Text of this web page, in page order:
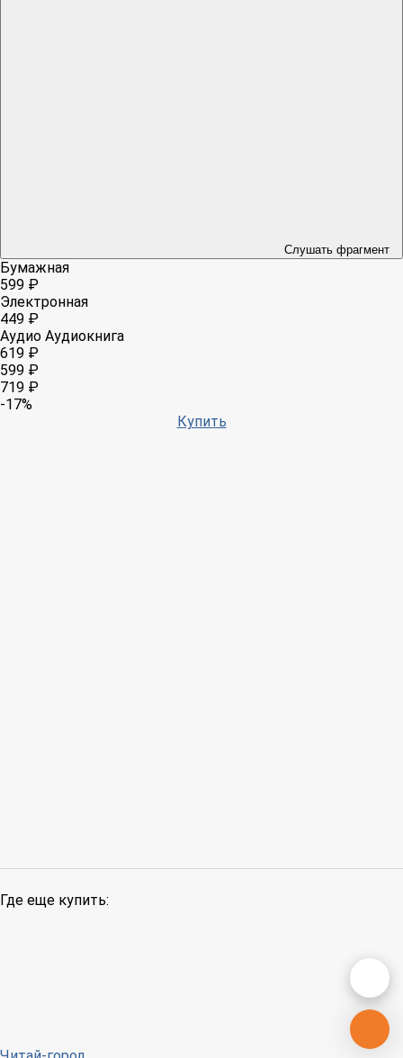
Слушать фрагмент
Бумажная
599 ₽
Электронная
449 ₽
Аудио Аудиокнига
619 ₽
599 ₽
719 ₽
-17%
Купить
Где еще купить: